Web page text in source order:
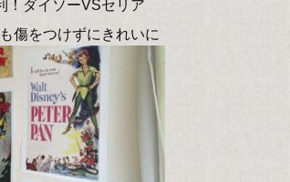
！ダイソーVSセリア
傷をつけずにきれいに